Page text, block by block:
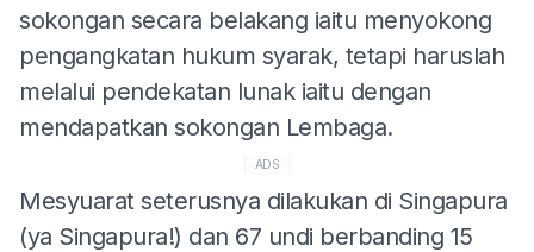
sokongan secara belakang iaitu menyokong
pengangkatan hukum syarak, tetapi haruslah
melalui pendekatan lunak iaitu dengan
mendapatkan sokongan Lembaga.
ADS
Mesyuarat seterusnya dilakukan di Singapura
(ya Singapura!) dan 67 undi berbanding 15